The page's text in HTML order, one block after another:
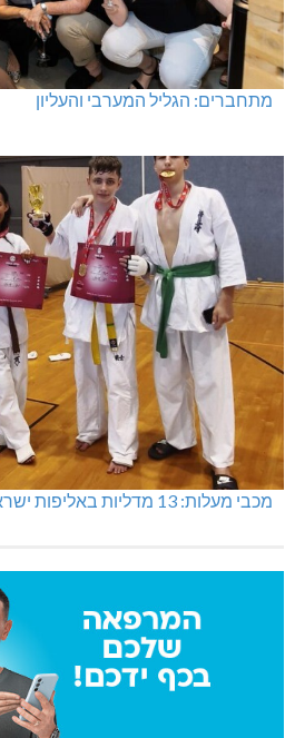
מתחברים: הגליל המערבי והעליון
מכבי מעלות: 13 מדליות באליפות ישראל